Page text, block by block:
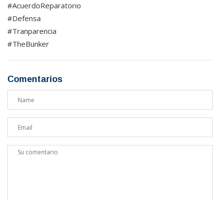
#AcuerdoReparatorio
#Defensa
#Tranparencia
#TheBunker
Comentarios